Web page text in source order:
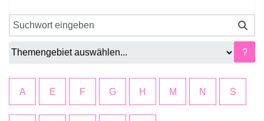
?
A E F G H M N S